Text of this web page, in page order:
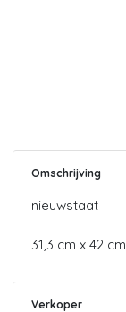
Omschrijving
nieuwstaat
31,3 cm x 42 cm
Verkoper